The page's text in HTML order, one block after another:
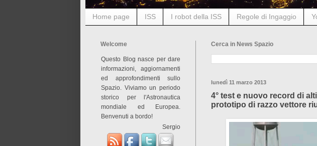
Home page ISS I robot della ISS Regole di Ingaggio
Cerca in News Spazio
lunedì 11 marzo 2013
4° test e nuovo record di
prototipo di razzo vettore
Welcome
Questo Blog nasce per dare
informazioni, aggiornamenti
ed approfondimenti sullo
Spazio. Viviamo un periodo
storico per l'Astronautica
mondiale ed Europea.
Benvenuti a bordo!
Sergio